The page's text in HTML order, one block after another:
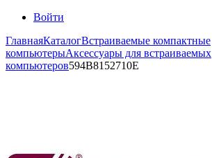
Войти
ГлавнаяКаталогВстраиваемые компактные
компьютерыАксессуары для встраиваемых
компьютеров594B8152710E